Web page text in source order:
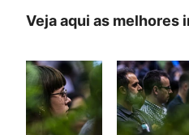
Veja aqui as melhores